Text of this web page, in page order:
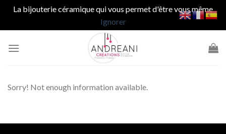
La bijouterie céramique qui vous permet d'être vous même
Ignorer
Sorry! Not enough information available.